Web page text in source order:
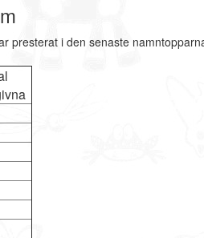
presterat i den senaste